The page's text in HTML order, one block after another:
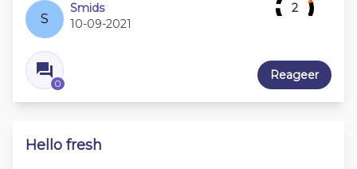
S
Smids
10-09-2021
0
2
Reageer
Hello fresh